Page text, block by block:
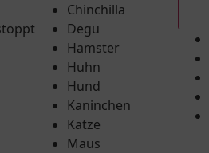
Chinchilla
Degu
Hamster
Huhn
Hund
Kaninchen
Katze
Maus